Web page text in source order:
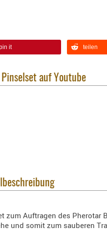
it teilen
auf Youtube
zum Auftragen des
und somit zum sauberen